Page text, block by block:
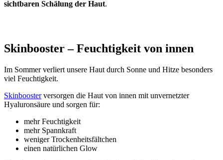
sichtbaren Schälung der Haut.
Skinbooster – Feuchtigkeit von innen
Im Sommer verliert unsere Haut durch Sonne und Hitze besonders
viel Feuchtigkeit.
Skinboosterversorgen die Haut von innen mit unvernetzter
Hyaluronsäure und sorgen für:
mehr Feuchtigkeit
mehr Spannkraft
weniger Trockenheitsfältchen
einen natürlichen Glow